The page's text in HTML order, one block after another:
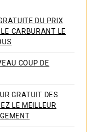
DU PRIX
CARBURANT LE
COUP DE
GRATUIT DES
LE MEILLEUR